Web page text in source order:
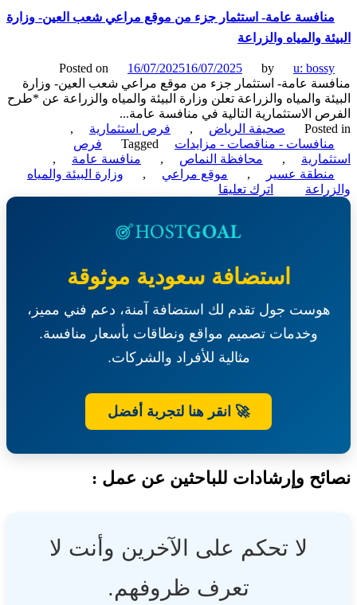
عامة-
ترميم
واستكمال
بناء
تجاري-
محافظة
القريات
عامة- استثمار جزء من موقع مراعي شعب العين- وزارة
والمياه والزراعة
Posted on 16/07/202516/07/2025 by
u:
عامة- استثمار جزء من موقع مراعي شعب العين- وزارة
والمياه والزراعة تعلن وزارة البيئة والمياه والزراعة عن *طرح
الاستثمارية التالية في منافسة عامة...
صحيفة الرياض , فرص استثمارية
,
- مناقصات - مزايدات
Tagged
فرص
, محافظة النماص , منافسة عامة
,
عسير
, موقع مراعي ,
وزارة البيئة والمياه
اترك تعليقاon
استثمار
من
موقع
شعب
وزارة
البيئة
والمياه
استضافة سعودية موثوقة
هوست جول تقدم لك استضافة آمنة، دعم فني مميز،
وخدمات تصميم مواقع ونطاقات بأسعار منافسة.
مثالية للأفراد والشركات.
🚀 انقر هنا لتجربة أفضل
وإرشادات للباحثين عن عمل :
لا تحكم على الآخرين وأنت لا
تعرف ظروفهم.